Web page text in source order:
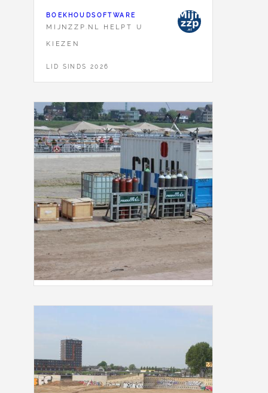
BOEKHOUDSOFTWARE
MIJNZZP.NL HELPT U
KIEZEN
LID SINDS 2026